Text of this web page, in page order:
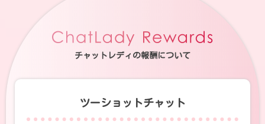
チャットレディの報酬について
ツーショットチャット